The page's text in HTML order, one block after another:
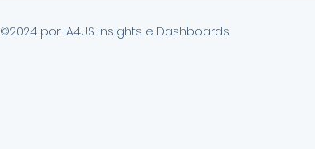
©2024 por IA4US Insights e Dashboards